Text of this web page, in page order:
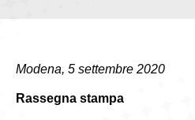
CATEGORIE SINDACALI
SERVIZI
Modena, 5 settembre 2020
Rassegna stampa